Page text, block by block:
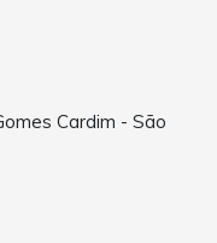
Cardim - São